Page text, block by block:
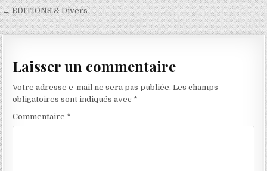
Navigation
de
← ÉDITIONS & Divers
Laisser un commentaire
Votre adresse e-mail ne sera pas publiée. Les champs
obligatoires sont indiqués avec *
Commentaire *